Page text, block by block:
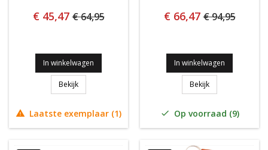
€ 45,47 € 64,95
In winkelwagen
BekijkWilson Roland Garros Session Soire 15 Small Duffel '26
 Laatste exemplaar (1)
€ 66,47 € 94,95
In winkelwagen
BekijkWilson Roland
 Op voorraad (9)